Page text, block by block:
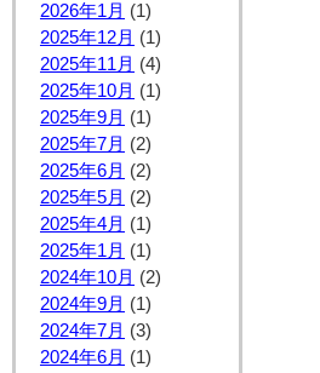
2026年1月 (1)
2025年12月 (1)
2025年11月 (4)
2025年10月 (1)
2025年9月 (1)
2025年7月 (2)
2025年6月 (2)
2025年5月 (2)
2025年4月 (1)
2025年1月 (1)
2024年10月 (2)
2024年9月 (1)
2024年7月 (3)
2024年6月 (1)